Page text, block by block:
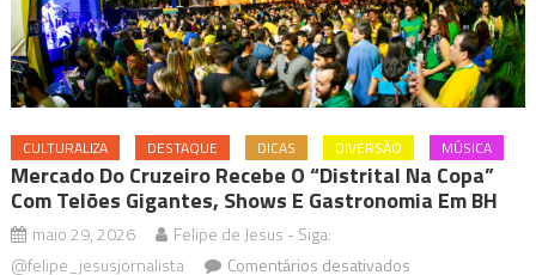
CULTURALIZA DESTAQUE DICAS DIVERSÃO MÚSICA
Mercado Do Cruzeiro Recebe O “Distrital Na Copa”
Com Telões Gigantes, Shows E Gastronomia Em BH
maio 29, 2026
Felipe de Jesus - Siga:
@felipe_jesusjornalista
Comentários desativadosem